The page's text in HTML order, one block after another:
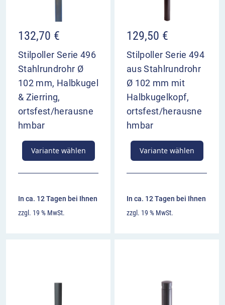
132,70 €
Stilpoller Serie 496
Stahlrundrohr Ø
102 mm, Halbkugel
& Zierring,
ortsfest/herausne
hmbar
Variante wählen
In ca. 12 Tagen bei Ihnen
zzgl. 19 % MwSt.
129,50 €
Stilpoller Serie 494
aus Stahlrundrohr
Ø 102 mm mit
Halbkugelkopf,
ortsfest/herausne
hmbar
Variante wählen
In ca. 12 Tagen bei Ihnen
zzgl. 19 % MwSt.